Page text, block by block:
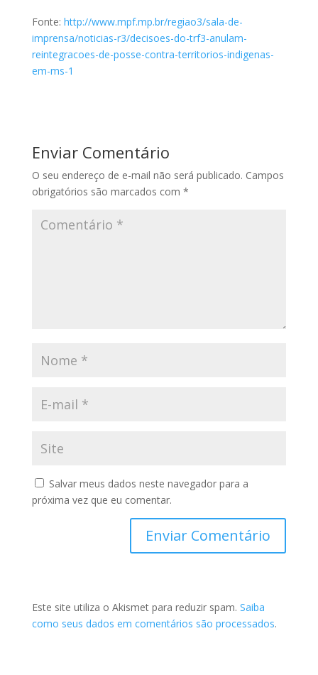
Fonte: http://www.mpf.mp.br/regiao3/sala-de-
imprensa/noticias-r3/decisoes-do-trf3-anulam-
reintegracoes-de-posse-contra-territorios-indigenas-
em-ms-1
Enviar Comentário
O seu endereço de e-mail não será publicado. Campos
obrigatórios são marcados com *
Salvar meus dados neste navegador para a
próxima vez que eu comentar.
Este site utiliza o Akismet para reduzir spam. Saiba
como seus dados em comentários são processados.